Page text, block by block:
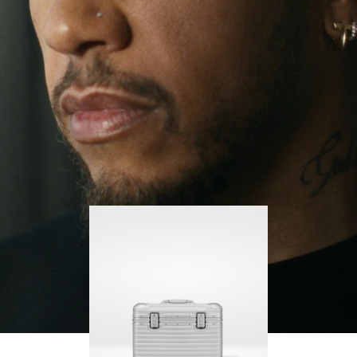
PARA
REPRODUCIRLO.
PULSE
PARA
ACTIVARLO.
no deja de buscar nuevos retos ni de aprender con
cada paso que da.
Su RIMOWA Original Pilot siempre le acompaña en
sus viajes, y cada marca narra la historia de los
lugares que ha visitado y los logros que ha
alcanzado.